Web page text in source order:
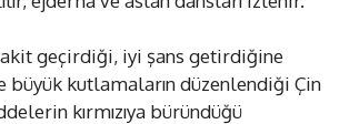
geçirdiği, iyi şans getirdiğine
büyük kutlamaların düzenlendiği Çin
kırmızıya büründüğü